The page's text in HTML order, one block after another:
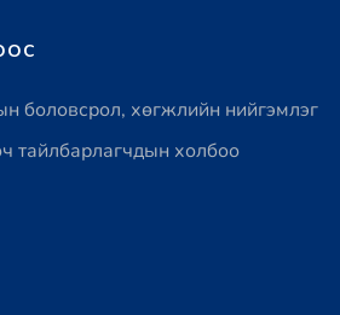
боловсрол, хөгжлийн нийгэмлэг
тайлбарлагчдын холбоо